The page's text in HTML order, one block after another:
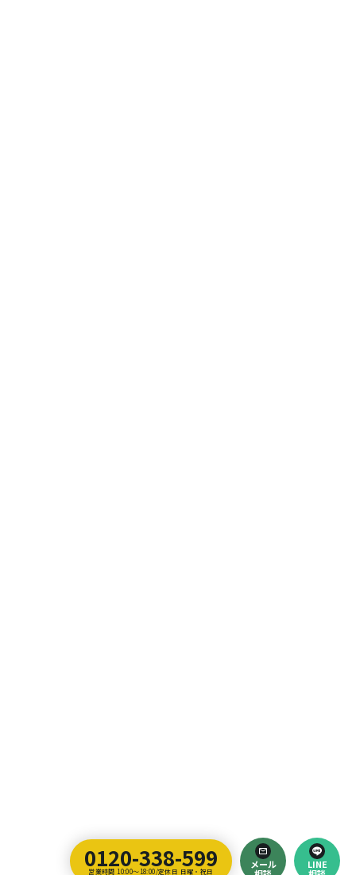
0120-338-599
営業時間 10:00～18:00/定休日 日曜・祝日
メール LINE